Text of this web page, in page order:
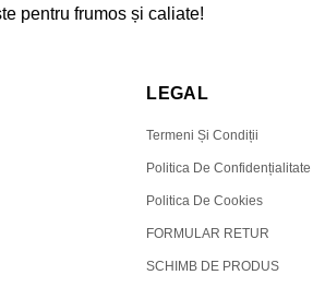
pentru frumos și caliate!
LEGAL
Termeni Și Condiții
Politica De Confidențialitate
Politica De Cookies
FORMULAR RETUR
SCHIMB DE PRODUS